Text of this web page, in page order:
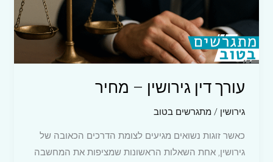
עורך דין גירושין – מחיר
גירושין / מתגרשים בטוב
כאשר זוגות נשואים מגיעים לצומת הדרכים הכאובה של
גירושין, אחת השאלות הראשונות שמציפות את המחשבה